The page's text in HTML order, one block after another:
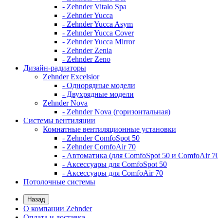
- Zehnder Vitalo Spa
- Zehnder Yucca
- Zehnder Yucca Asym
- Zehnder Yucca Cover
- Zehnder Yucca Mirror
- Zehnder Zenia
- Zehnder Zeno
Дизайн-радиаторы
Zehnder Excelsior
- Однорядные модели
- Двухрядные модели
Zehnder Nova
- Zehnder Nova (горизонтальная)
Системы вентиляции
Комнатные вентиляционные установки
- Zehnder ComfoSpot 50
- Zehnder ComfoAir 70
- Автоматика (для ComfoSpot 50 и ComfoAir
- Аксессуары для ComfoSpot 50
- Аксессуары для ComfoAir 70
Потолочные системы
Назад
О компании Zehnder